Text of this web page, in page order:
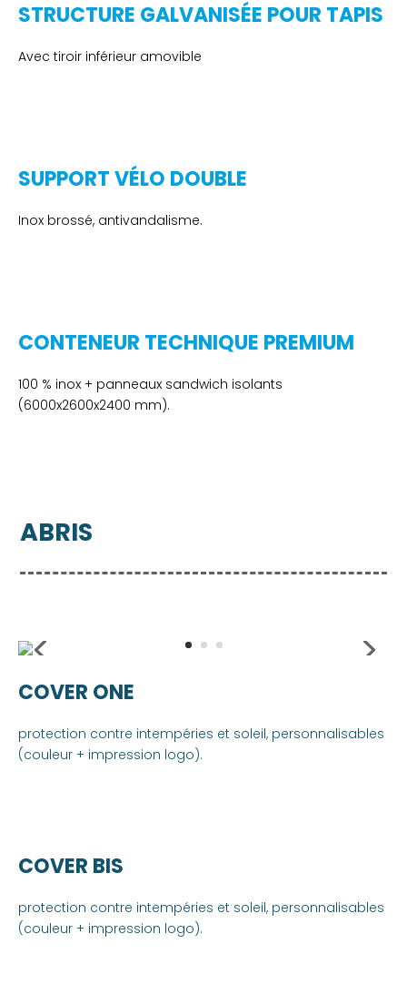
STRUCTURE GALVANISÉE POUR TAPIS
Avec tiroir inférieur amovible
SUPPORT VÉLO DOUBLE
Inox brossé, antivandalisme.
CONTENEUR TECHNIQUE PREMIUM
100 % inox + panneaux sandwich isolants
(6000x2600x2400 mm).
ABRIS
COVER ONE
protection contre intempéries et soleil, personnalisables
(couleur + impression logo).
COVER BIS
protection contre intempéries et soleil, personnalisables
(couleur + impression logo).